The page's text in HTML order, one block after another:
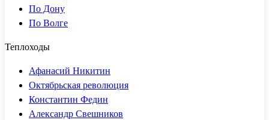
По Дону
По Волге
Теплоходы
Афанасий Никитин
Октябрьская революция
Константин Федин
Александр Свешников